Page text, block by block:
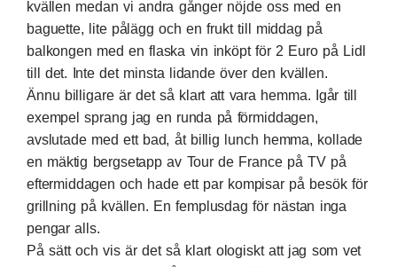
kvällen medan vi andra gånger nöjde oss med en
baguette, lite pålägg och en frukt till middag på
balkongen med en flaska vin inköpt för 2 Euro på Lidl
till det. Inte det minsta lidande över den kvällen.
Ännu billigare är det så klart att vara hemma. Igår till
exempel sprang jag en runda på förmiddagen,
avslutade med ett bad, åt billig lunch hemma, kollade
en mäktig bergsetapp av Tour de France på TV på
eftermiddagen och hade ett par kompisar på besök för
grillning på kvällen. En femplusdag för nästan inga
pengar alls.
På sätt och vis är det så klart ologiskt att jag som vet